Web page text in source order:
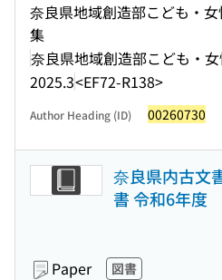
奈良県地域創造部こども・
集
奈良県地域創造部こども・
2025.3<EF72-R138>
Author Heading (ID) 00260730
奈良県内古文
書 令和6年度
Paper 図書